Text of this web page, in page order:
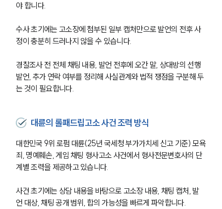
야 합니다.
수사 초기에는 고소장에 첨부된 일부 캡처만으로 발언의 전후 사
정이 충분히 드러나지 않을 수 있습니다.
경찰조사 전 전체 채팅 내용, 발언 전후에 오간 말, 상대방의 선행
발언, 추가 연락 여부를 정리해 사실관계와 법적 쟁점을 구분해 두
는 것이 필요합니다.
대륜의 롤패드립고소 사건 조력 방식
대한민국 9위 로펌 대륜(25년 국세청 부가가치세 신고 기준) 모욕
죄, 명예훼손, 게임 채팅 형사고소 사건에서 형사전문변호사의 단
계별 조력을 제공하고 있습니다.
사건 초기에는 상담 내용을 바탕으로 고소장 내용, 채팅 캡처, 발
언 대상, 채팅 공개 범위, 합의 가능성을 빠르게 파악합니다.